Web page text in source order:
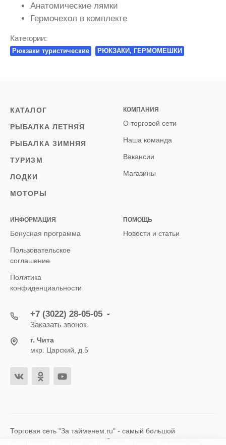
Анатомические лямки
Гермочехол в комплекте
Категории:
Рюкзаки туристические РЮКЗАКИ, ГЕРМОМЕШКИ
КАТАЛОГ
РЫБАЛКА ЛЕТНЯЯ
РЫБАЛКА ЗИМНЯЯ
ТУРИЗМ
ЛОДКИ
МОТОРЫ
КОМПАНИЯ
О торговой сети
Наша команда
Вакансии
Магазины
ИНФОРМАЦИЯ
Бонусная программа
Пользовательское
соглашение
Политика
конфиденциальности
ПОМОЩЬ
Новости и статьи
+7 (3022) 28-05-05
Заказать звонок
г. Чита
мкр. Царский, д.5
Торговая сеть "За тайменем.ru" - самый большой
ассортимент товаров для рыбалки, туризма, альпинизма,